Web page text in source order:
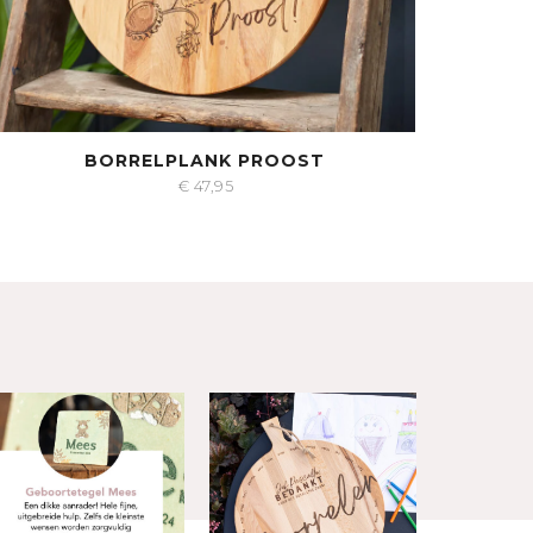
BORRELPLANK PROOST
€ 47,95